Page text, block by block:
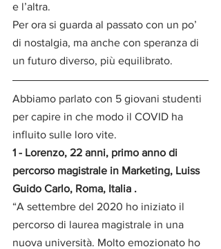
e l’altra.
Per ora si guarda al passato con un po’
di nostalgia, ma anche con speranza di
un futuro diverso, più equilibrato.
Abbiamo parlato con 5 giovani studenti
per capire in che modo il COVID ha
influito sulle loro vite.
1 - Lorenzo, 22 anni, primo anno di
percorso magistrale in Marketing, Luiss
Guido Carlo, Roma, Italia .
“A settembre del 2020 ho iniziato il
percorso di laurea magistrale in una
nuova università. Molto emozionato ho